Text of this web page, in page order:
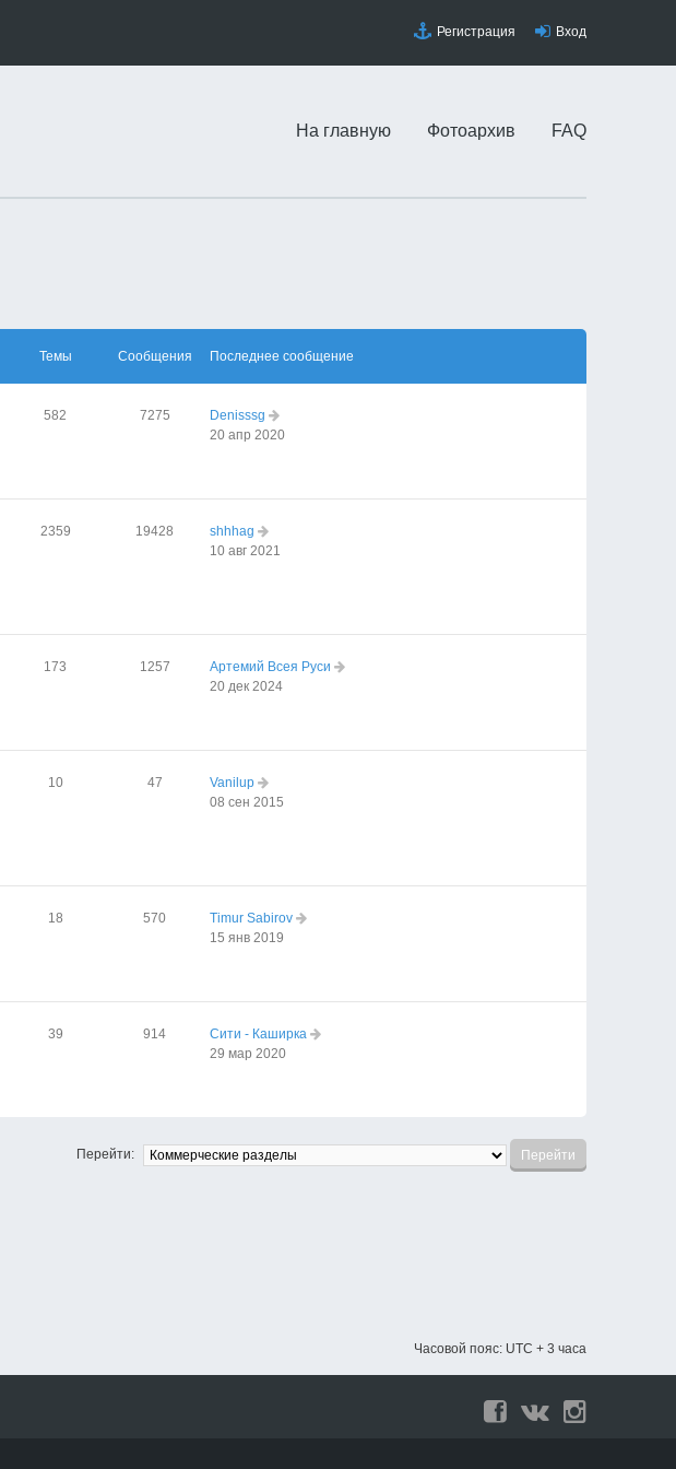
Регистрация Вход
На главную Фотоархив FAQ
Темы Сообщения Последнее сообщение
582 7275
Denisssg
20 апр 2020
2359 19428
shhhag
10 авг 2021
173 1257
Артемий Всея Руси
20 дек 2024
10 47
Vanilup
08 сен 2015
18 570
Timur Sabirov
15 янв 2019
39 914
Сити - Каширка
29 мар 2020
Перейти:
Часовой пояс: UTC + 3 часа